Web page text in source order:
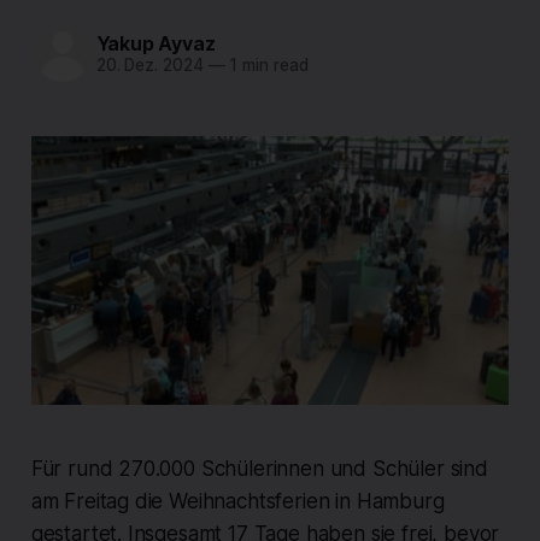
Yakup Ayvaz
20. Dez. 2024 —1 min read
Für rund 270.000 Schülerinnen und Schüler sind
am Freitag die Weihnachtsferien in Hamburg
gestartet. Insgesamt 17 Tage haben sie frei, bevor